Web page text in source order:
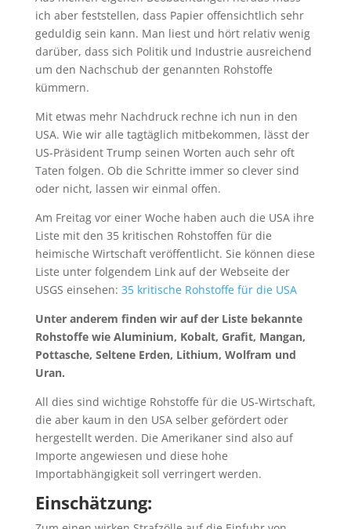
oder nicht, lassen wir einmal offen.
Am Freitag vor einer Woche haben auch die USA ihre
Liste mit den 35 kritischen Rohstoffen für die
heimische Wirtschaft veröffentlicht. Sie können diese
Liste unter folgendem Link auf der Webseite der
USGS einsehen: 35 kritische Rohstoffe für die USA
Unter anderem finden wir auf der Liste bekannte
Rohstoffe wie Aluminium, Kobalt, Grafit, Mangan,
Pottasche, Seltene Erden, Lithium, Wolfram und
Uran.
All dies sind wichtige Rohstoffe für die US-Wirtschaft,
die aber kaum in den USA selber gefördert oder
hergestellt werden. Die Amerikaner sind also auf
Importe angewiesen und diese hohe
Importabhängigkeit soll verringert werden.
Einschätzung:
Zum einen wirken Strafzölle auf die Einfuhr von
Rohstoffen in der Regel preistreibend. Wenn man
kann, dann muss dieser aus anderen Quellen
bezogen werden. Diese höheren Kosten werden
früher oder später an den Endkunden
weitergegeben werden.
Das nun auch die USA eine Liste mit kritischen
Rohstoffen zusammengestellt hat, verwundert nicht.
Trump setzt seit seiner Wahl auf einen